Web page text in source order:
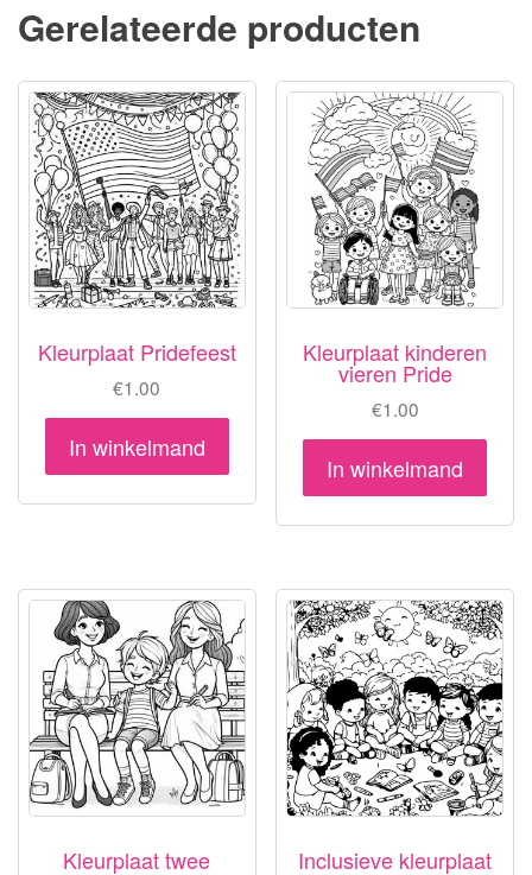
Gerelateerde producten
Kleurplaat Pridefeest
€1.00
In winkelmand
Kleurplaat kinderen
vieren Pride
€1.00
In winkelmand
Kleurplaat twee Inclusieve kleurplaat